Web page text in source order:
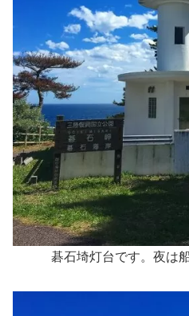
碁石埼灯台です。夜は